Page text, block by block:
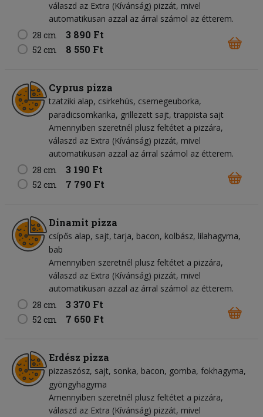
válaszd az Extra (Kívánság) pizzát, mivel
automatikusan azzal az árral számol az étterem.
28 cm
3 890 Ft
52 cm 8 550 Ft
Cyprus pizza
tzatziki alap csirkehús csemegeuborka
paradicsomkarika grillezett sajt trappista sajt
Amennyiben szeretnél plusz feltétet a pizzára,
válaszd az Extra (Kívánság) pizzát, mivel
automatikusan azzal az árral számol az étterem.
28 cm
3 190 Ft
52 cm 7 790 Ft
Dinamit pizza
csípős alap sajt tarja bacon kolbász lilahagyma
bab
Amennyiben szeretnél plusz feltétet a pizzára,
válaszd az Extra (Kívánság) pizzát, mivel
automatikusan azzal az árral számol az étterem.
28 cm
3 370 Ft
52 cm 7 650 Ft
Erdész pizza
pizzaszósz sajt sonka bacon gomba fokhagyma
gyöngyhagyma
Amennyiben szeretnél plusz feltétet a pizzára,
válaszd az Extra (Kívánság) pizzát, mivel